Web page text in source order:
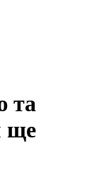
та
ще